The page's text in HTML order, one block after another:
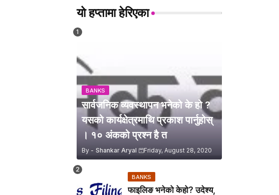
यो हप्तामा हेरिएका
BANKS
सार्वजनिक व्यवस्थापन भनेको के हो ?
यसको कार्यक्षेत्रमाथि प्रकाश पार्नुहोस्
। १० अंकको प्रश्न है त
By - Shankar Aryal Friday, August 28, 2020
BANKS
फाइलिङ भनेको केहो? उदेश्य,